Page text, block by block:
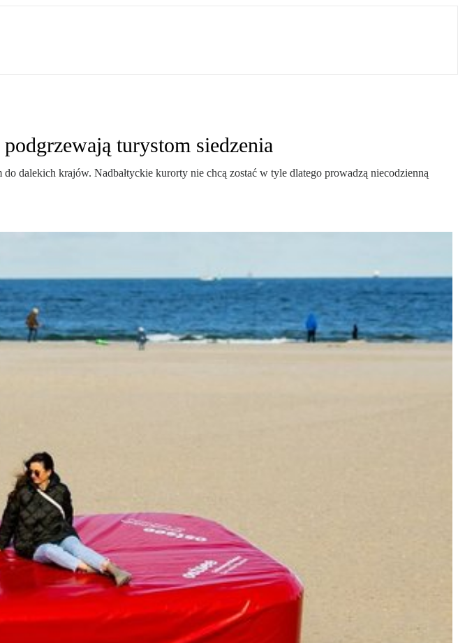
turystom siedzenia
dalekich krajów. Nadbałtyckie kurorty nie chcą zostać w tyle dlatego prowadzą niecodzienną